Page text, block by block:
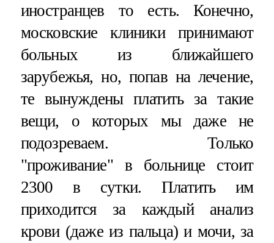
иностранцев то есть. Конечно,
московские клиники принимают
больных из ближайшего
зарубежья, но, попав на лечение,
те вынуждены платить за такие
вещи, о которых мы даже не
подозреваем. Только
"проживание" в больнице стоит
2300 в сутки. Платить им
приходится за каждый анализ
крови (даже из пальца) и мочи, за